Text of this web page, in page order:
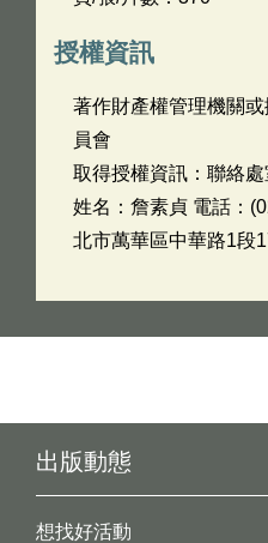
授權資訊
著作財產權管理機關
員會
取得授權資訊：聯絡
姓名：詹素貞 電話：
北市萬華區中華路1段
出版動態
想找好活動